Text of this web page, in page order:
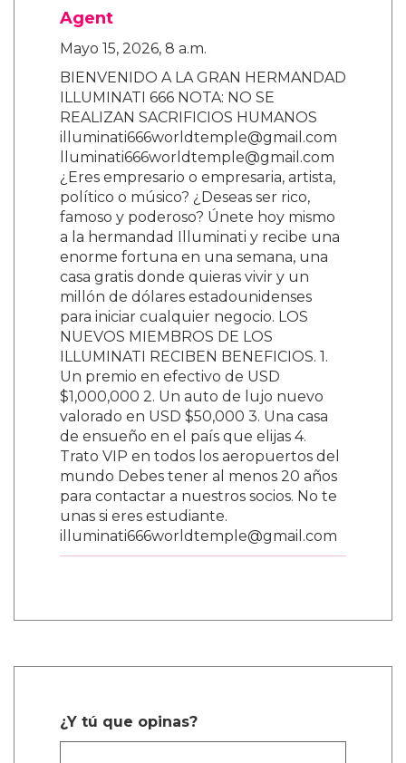
Agent
Mayo 15, 2026, 8 a.m.
BIENVENIDO A LA GRAN HERMANDAD
ILLUMINATI 666 NOTA: NO SE
REALIZAN SACRIFICIOS HUMANOS
illuminati666worldtemple@gmail.com
lluminati666worldtemple@gmail.com
¿Eres empresario o empresaria, artista,
político o músico? ¿Deseas ser rico,
famoso y poderoso? Únete hoy mismo
a la hermandad Illuminati y recibe una
enorme fortuna en una semana, una
casa gratis donde quieras vivir y un
millón de dólares estadounidenses
para iniciar cualquier negocio. LOS
NUEVOS MIEMBROS DE LOS
ILLUMINATI RECIBEN BENEFICIOS. 1.
Un premio en efectivo de USD
$1,000,000 2. Un auto de lujo nuevo
valorado en USD $50,000 3. Una casa
de ensueño en el país que elijas 4.
Trato VIP en todos los aeropuertos del
mundo Debes tener al menos 20 años
para contactar a nuestros socios. No te
unas si eres estudiante.
illuminati666worldtemple@gmail.com
¿Y tú que opinas?